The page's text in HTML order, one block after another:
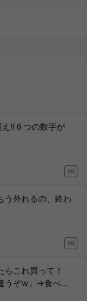
!!６つの数字が
PR
う外れるの、終わ
PR
これ買って！
うぞw」→食べ...